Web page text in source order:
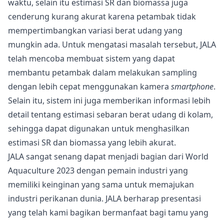
waktu, selain itu estimasi SR dan biomassa juga
cenderung kurang akurat karena petambak tidak
mempertimbangkan variasi berat udang yang
mungkin ada. Untuk mengatasi masalah tersebut, JALA
telah mencoba membuat sistem yang dapat
membantu petambak dalam melakukan sampling
dengan lebih cepat menggunakan kamera smartphone.
Selain itu, sistem ini juga memberikan informasi lebih
detail tentang estimasi sebaran berat udang di kolam,
sehingga dapat digunakan untuk menghasilkan
estimasi SR dan biomassa yang lebih akurat.
JALA sangat senang dapat menjadi bagian dari World
Aquaculture 2023 dengan pemain industri yang
memiliki keinginan yang sama untuk memajukan
industri perikanan dunia. JALA berharap presentasi
yang telah kami bagikan bermanfaat bagi tamu yang